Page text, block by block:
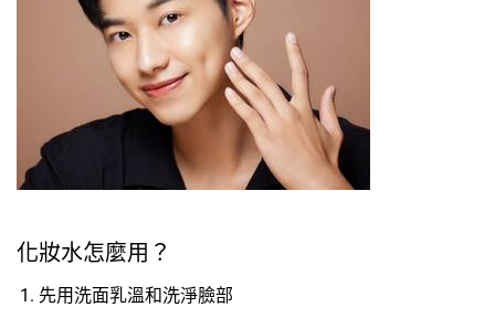
化妝水怎麼用？
先用洗面乳溫和洗淨臉部